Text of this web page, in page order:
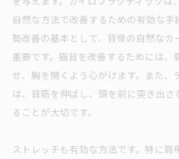
自然な方法で改善するための有効な手
勢改善の基本として、背骨の自然なカ
重要です。猫背を改善するためには、
せ、胸を開くよう心がけます。また、
は、背筋を伸ばし、頭を前に突き出さ
ることが大切です。
ストレッチも有効な方法です。特に肩